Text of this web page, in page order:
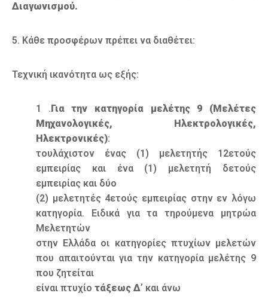
Διαγωνισμού.
5. Κάθε προσφέρων πρέπει να διαθέτει:
Τεχνική ικανότητα ως εξής:
1 .Για την κατηγορία μελέτης 9 (Μελέτες
Μηχανολογικές, Ηλεκτρολογικές,
Ηλεκτρονικές):
τουλάχιστον ένας (1) μελετητής 12ετούς
εμπειρίας και ένα (1) μελετητή δετούς
εμπειρίας και δύο
(2) μελετητές 4ετούς εμπειρίας στην εν λόγω
κατηγορία. Ειδικά για τα τηρούμενα μητρώα
Μελετητών
στην Ελλάδα οι κατηγορίες πτυχίων μελετών
που απαιτούνται για την κατηγορία μελέτης 9
που ζητείται
είναι πτυχίο τάξεως Δ’ και άνω